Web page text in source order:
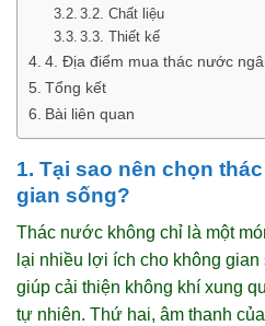
3.2. Chất liệu
3.3. Thiết kế
4. Địa điểm mua thác nước
Tổng kết
Bài liên quan
1. Tại sao nên chọn
gian sống?
Thác nước không chỉ là một
lại nhiều lợi ích cho không
giúp cải thiện không khí xung
tự nhiên. Thứ hai, âm thanh